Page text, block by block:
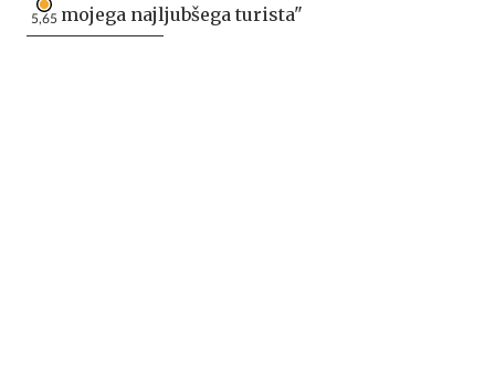
5,65 mojega najljubšega turista"